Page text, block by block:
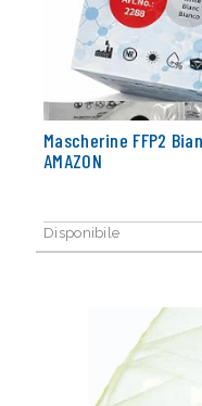
Mascherine FFP2
AMAZON
Disponibile